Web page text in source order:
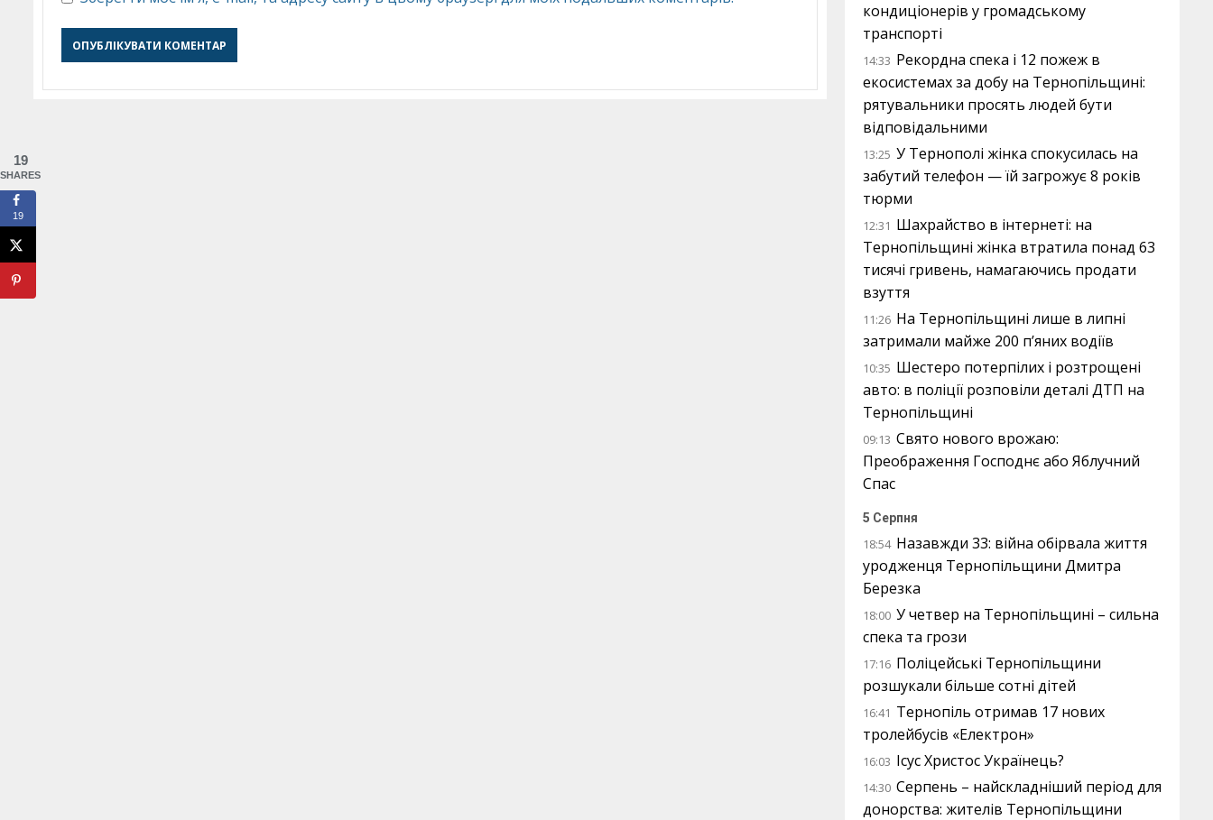
кондиціонерів у громадському
транспорті
14:33 Рекордна спека і 12 пожеж в
екосистемах за добу на Тернопільщині:
рятувальники просять людей бути
відповідальними
13:25 У Тернополі жінка спокусилась на
забутий телефон — їй загрожує 8 років
тюрми
12:31 Шахрайство в інтернеті: на
Тернопільщині жінка втратила понад 63
тисячі гривень, намагаючись продати
взуття
11:26 На Тернопільщині лише в липні
затримали майже 200 п’яних водіїв
10:35 Шестеро потерпілих і розтрощені
авто: в поліції розповіли деталі ДТП на
Тернопільщині
09:13 Свято нового врожаю:
Преображення Господнє або Яблучний
Спас
5 Серпня
18:54 Назавжди 33: війна обірвала життя
уродженця Тернопільщини Дмитра
Березка
18:00 У четвер на Тернопільщині – сильна
спека та грози
17:16 Поліцейські Тернопільщини
розшукали більше сотні дітей
16:41 Тернопіль отримав 17 нових
тролейбусів «Електрон»
16:03 Ісус Христос Українець?
14:30 Серпень – найскладніший період для
донорства: жителів Тернопільщини
19
SHARES
19